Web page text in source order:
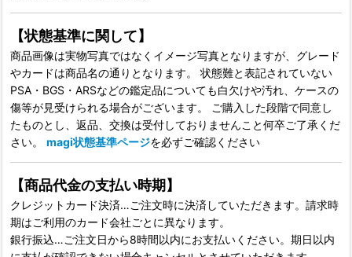
【状態基準に関して】
商品画像は実物写真ではなくイメージ写真となりますが、グレード
やカードは商品名の通りとなります。 状態難と表記されていない
PSA・BGS・ARSなどの鑑定品についても白欠けや汚れ、ケースの
傷等が見受けられる場合がございます。 ご購入した段階で同意し
たものとし、返品、交換は受付しておりませんこと何卒ご了承くだ
さい。 magi状態基準ページを必ずご確認ください
【商品代金の支払い時期】
クレジットカード決済…ご注文時に決済していただきます。請求時
期はご利用のカード会社ごとに異なります。
銀行振込…ご注文日から8時間以内にお支払いください。期日以内